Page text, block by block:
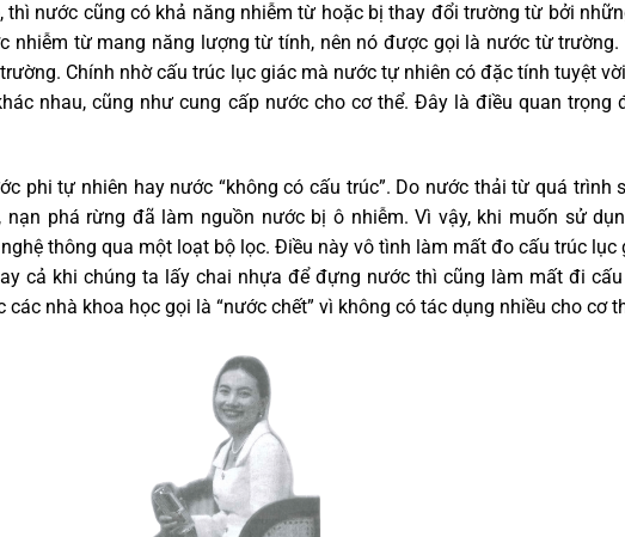
thì nước cũng có khả năng nhiễm từ hoặc bị thay đổi trường từ bởi
nhiễm từ mang năng lượng từ tính, nên nó được gọi là nước từ trường.
Chính nhờ cấu trúc lục giác mà nước tự nhiên có đặc tính tuyệt
nhau, cũng như cung cấp nước cho cơ thể. Đây là điều quan trọng
phi tự nhiên hay nước “không có cấu trúc”. Do nước thải từ quá trình
phá rừng đã làm nguồn nước bị ô nhiễm. Vì vậy, khi muốn sử
thông qua một loạt bộ lọc. Điều này vô tình làm mất đo cấu trúc lục
cả khi chúng ta lấy chai nhựa để đựng nước thì cũng làm mất đi
nhà khoa học gọi là “nước chết” vì không có tác dụng nhiều cho cơ